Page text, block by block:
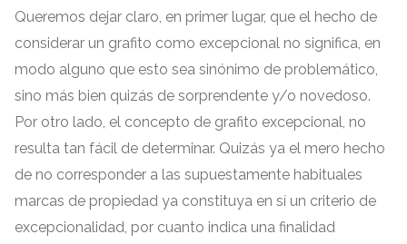
Queremos dejar claro, en primer lugar, que el hecho de
considerar un grafito como excepcional no significa, en
modo alguno que esto sea sinónimo de problemático,
sino más bien quizás de sorprendente y/o novedoso.
Por otro lado, el concepto de grafito excepcional, no
resulta tan fácil de determinar. Quizás ya el mero hecho
de no corresponder a las supuestamente habituales
marcas de propiedad ya constituya en sí un criterio de
excepcionalidad, por cuanto indica una finalidad